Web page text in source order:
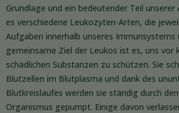
Grundlage und ein bedeutender Teil unserer
es verschiedene Leukozyten-Arten, die
Aufgaben innerhalb unseres Immunsystems
gemeinsame Ziel der Leukos ist es, uns vor
schädlichen Substanzen zu schützen. Sie
Blutzellen im Blutplasma und dank des
Blutkreislaufes werden sie ständig durch
Organismus gepumpt. Einige davon